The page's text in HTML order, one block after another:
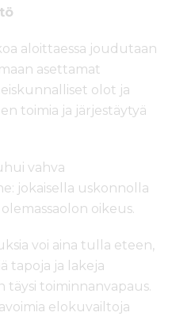
aloittaessa joudutaan
asettamat
olot ja
toimia ja järjestäytyä
vahva
jokaisella uskonnolla
oikeus.
voi aina tulla eteen,
tapoja ja lakeja
toiminnanvapaus.
elokuvailtoja